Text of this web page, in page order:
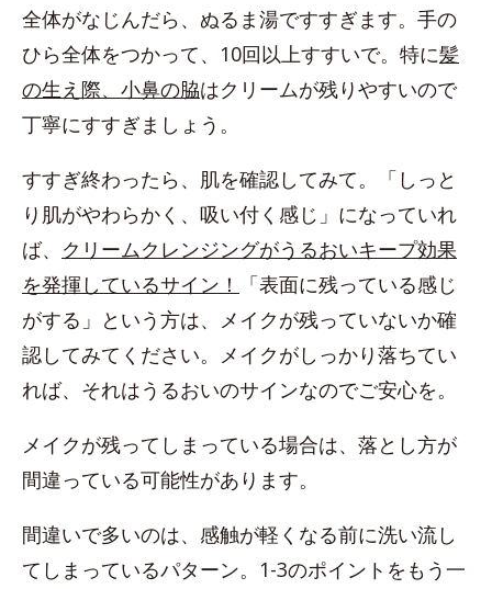
全体がなじんだら、ぬるま湯ですすぎます。手の
ひら全体をつかって、10回以上すすいで。特に髪
の生え際、小鼻の脇はクリームが残りやすいので
丁寧にすすぎましょう。
すすぎ終わったら、肌を確認してみて。「しっと
り肌がやわらかく、吸い付く感じ」になっていれ
ば、 クリームクレンジングがうるおいキープ効果
を発揮しているサイン！
「表面に残っている感じ
がする」という方は、メイクが残っていないか確
認してみてください。メイクがしっかり落ちてい
れば、それはうるおいのサインなのでご安心を。
メイクが残ってしまっている場合は、落とし方が
間違っている可能性があります。
間違いで多いのは、感触が軽くなる前に洗い流し
てしまっているパターン。1-3のポイントをもう一